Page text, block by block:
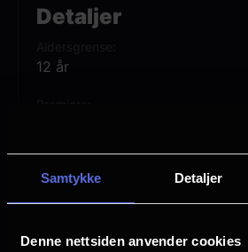
Samtykke Detaljer
Denne nettsiden anvender cookies
Detaljer
12 år
1 time 55 min
Josh Boone
Med på rollelisten er Dave
Willa Fitzgerald.
Basert på den